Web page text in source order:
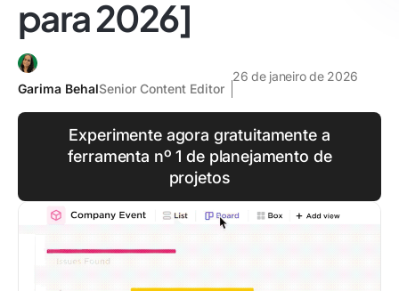
para 2026]
Garima BehalSenior Content Editor
26 de janeiro de 2026
Experimente agora gratuitamente a
ferramenta nº 1 de planejamento de
projetos